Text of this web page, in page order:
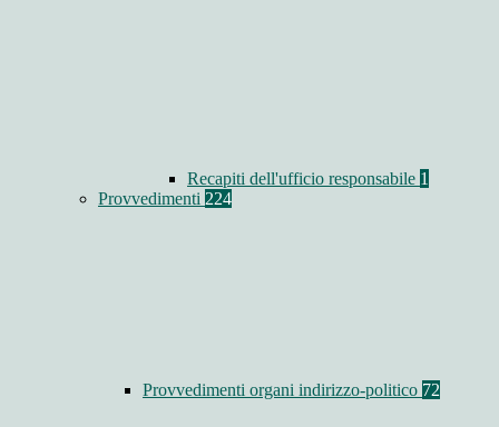
Recapiti dell'ufficio responsabile 1
Provvedimenti 224
Provvedimenti organi indirizzo-politico 72